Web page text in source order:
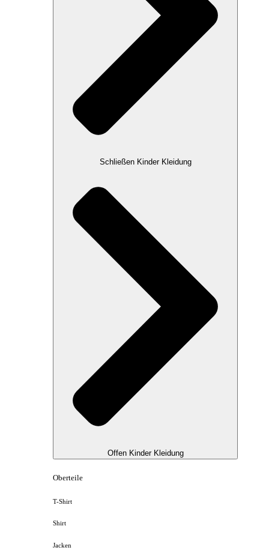
Schließen Kinder Kleidung
Offen Kinder Kleidung
Oberteile
T-Shirt
Shirt
Jacken